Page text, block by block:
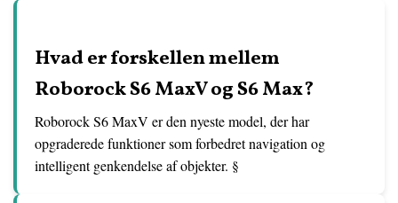
Hvad er forskellen mellem
Roborock S6 MaxV og S6 Max?
Roborock S6 MaxV er den nyeste model, der har
opgraderede funktioner som forbedret navigation og
intelligent genkendelse af objekter. §